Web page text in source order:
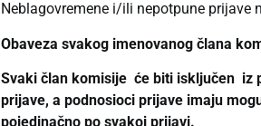
Neblagovremene i/ili nepotpune prijave
Obaveza svakog imenovanog člana
Svaki član komisije će biti isključen iz
prijave, a podnosioci prijave imaju
pojedinačno po svakoj prijavi.